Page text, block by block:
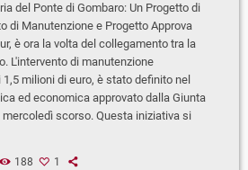
del Ponte di Gombaro: Un Progetto di
di Manutenzione e Progetto Approva
è ora la volta del collegamento tra la
L'intervento di manutenzione
milioni di euro, è stato definito nel
ed economica approvato dalla Giunta
scorso. Questa iniziativa si
188 1